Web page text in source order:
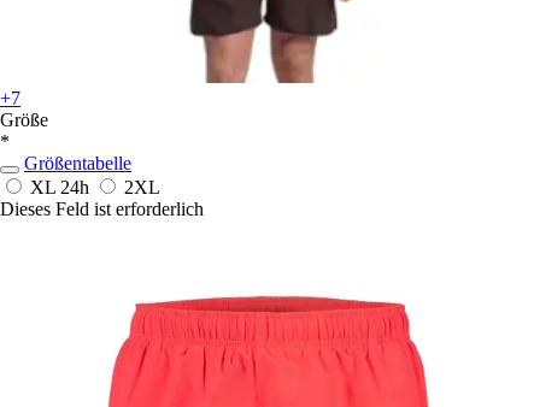
+7
Größe
*
Größentabelle
XL 24h
2XL
Dieses Feld ist erforderlich